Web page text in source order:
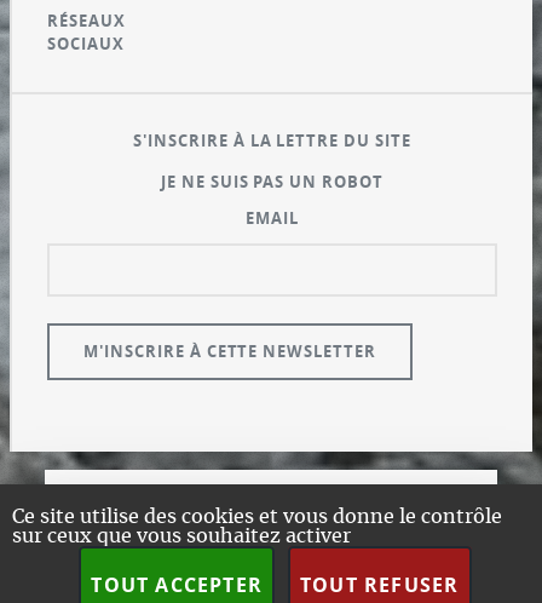
Ce site utilise des cookies et vous donne le contrôle
sur ceux que vous souhaitez activer
TOUT ACCEPTER TOUT REFUSER
RÉSEAUX
SOCIAUX
S'INSCRIRE À LA LETTRE DU SITE
JE NE SUIS PAS UN ROBOT
EMAIL
© GUALENI.COM
A PROPOS
PLAN DU SITE